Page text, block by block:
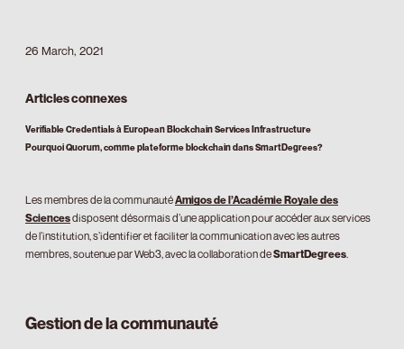
26 March, 2021
Articles connexes
Verifiable Credentials à European Blockchain Services Infrastructure
Pourquoi Quorum, comme plateforme blockchain dans SmartDegrees?
Les membres de la communautéAmigos de l’Académie Royale des
Sciencesdisposent désormais d’une application pour accéder aux services
de l’institution, s’identifier et faciliter la communication avec les autres
membres, soutenue par Web3, avec la collaboration deSmartDegrees.
Gestion de la communauté